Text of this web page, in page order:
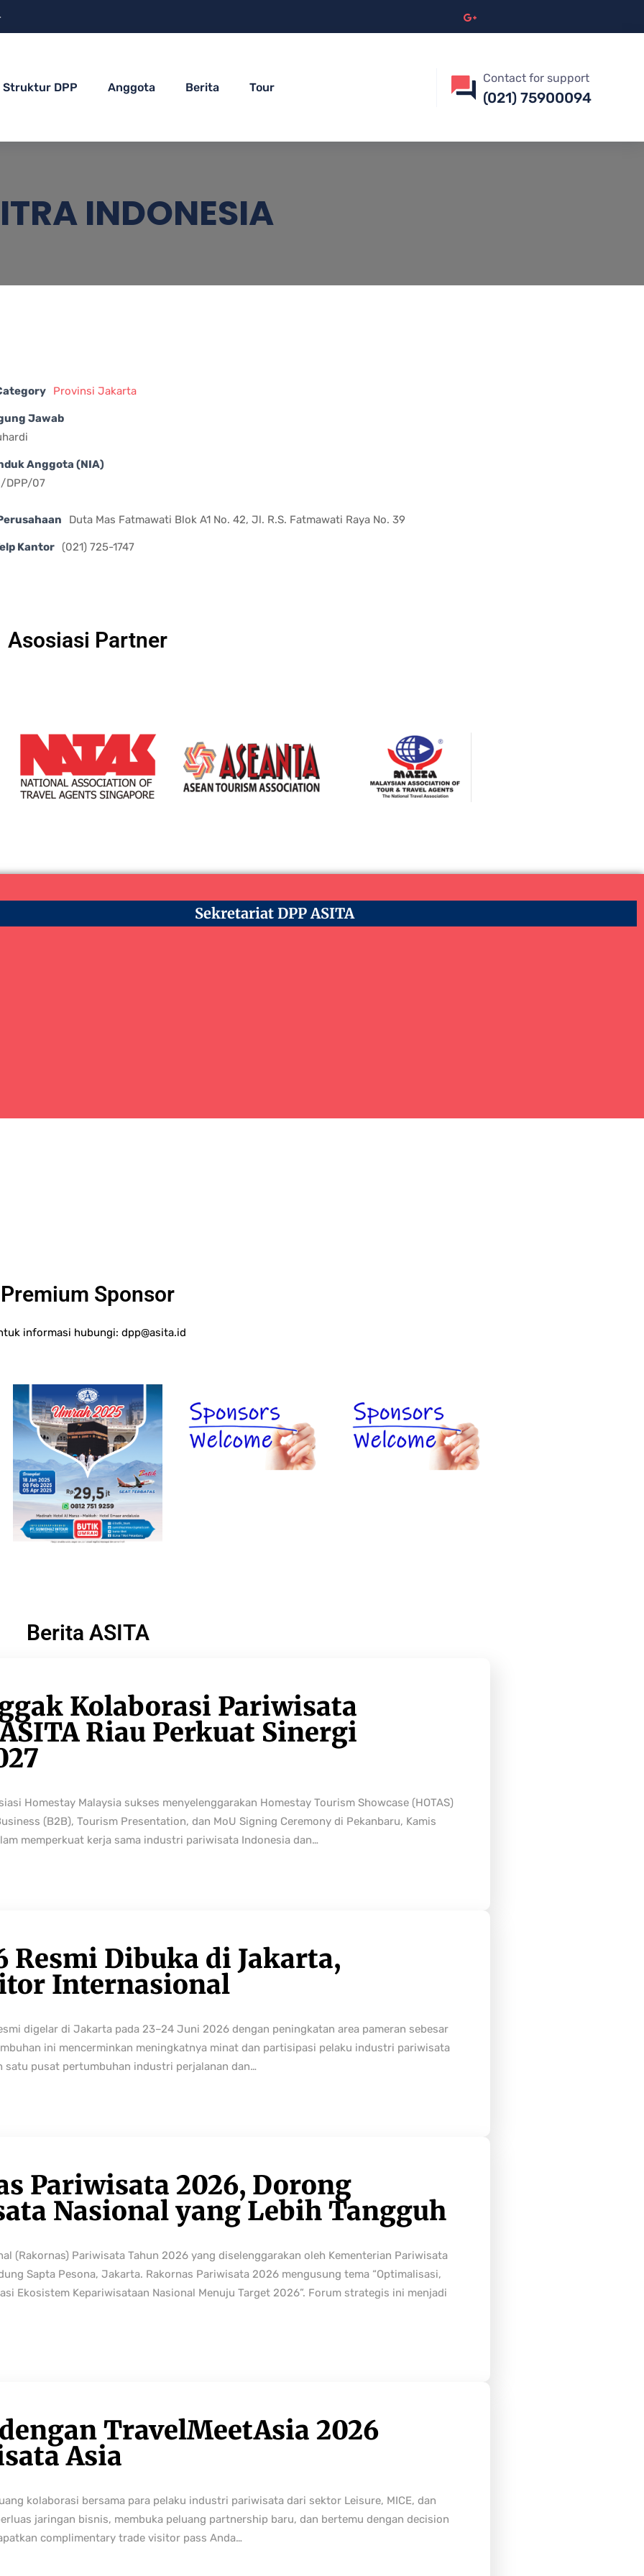
Struktur DPP Anggota Berita Tour
Contact for support
(021) 75900094
INDONESIA
Provinsi Jakarta
Jawab
Anggota (NIA)
DPP/07
Duta Mas Fatmawati Blok A1 No. 42, Jl. R.S. Fatmawati Raya No. 39
Kantor (021) 725-1747
Asosiasi Partner
Sekretariat DPP ASITA
Premium Sponsor
informasi hubungi: dpp@asita.id
Berita ASITA
Kolaborasi Pariwisata
Riau Perkuat Sinergi
Homestay Malaysia sukses menyelenggarakan Homestay Tourism Showcase (HOTAS)
(B2B), Tourism Presentation, dan MoU Signing Ceremony di Pekanbaru, Kamis
memperkuat kerja sama industri pariwisata Indonesia dan…
Resmi Dibuka di Jakarta,
Internasional
digelar di Jakarta pada 23–24 Juni 2026 dengan peningkatan area pameran sebesar
ini mencerminkan meningkatnya minat dan partisipasi pelaku industri pariwisata
satu pusat pertumbuhan industri perjalanan dan…
Pariwisata 2026, Dorong
Nasional yang Lebih Tangguh
(Rakornas) Pariwisata Tahun 2026 yang diselenggarakan oleh Kementerian Pariwisata
Sapta Pesona, Jakarta. Rakornas Pariwisata 2026 mengusung tema “Optimalisasi,
Ekosistem Kepariwisataan Nasional Menuju Target 2026”. Forum strategis ini menjadi
TravelMeetAsia 2026
Asia
kolaborasi bersama para pelaku industri pariwisata dari sektor Leisure, MICE, dan
jaringan bisnis, membuka peluang partnership baru, dan bertemu dengan decision
complimentary trade visitor pass Anda…